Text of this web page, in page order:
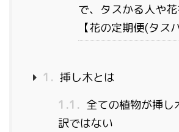
で、タスかる人や
【花の定期便(タス
1. 挿し木とは
1.1. 全ての植物が挿し
訳ではない